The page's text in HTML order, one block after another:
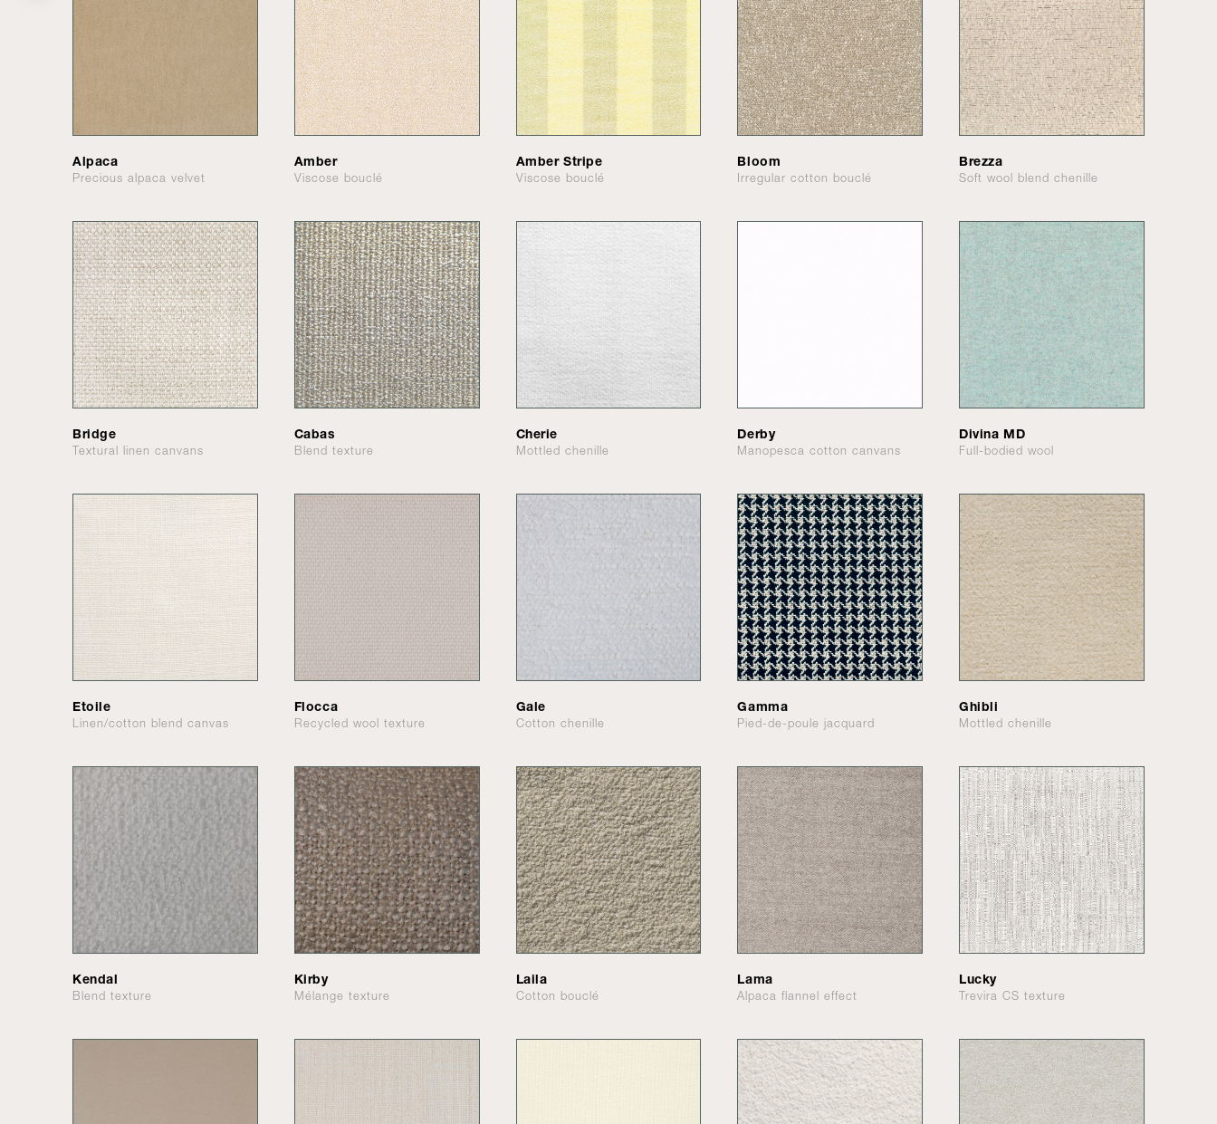
Alpaca
Precious alpaca velvet
Amber
Viscose bouclé
Amber Stripe
Viscose bouclé
Bloom
Irregular cotton bouclé
Brezza
Soft wool blend chenille
Bridge
Textural linen canvans
Cabas
Blend texture
Cherie
Mottled chenille
Derby
Manopesca cotton canvans
Divina MD
Full-bodied wool
Etoile
Linen/cotton blend canvas
Flocca
Recycled wool texture
Gale
Cotton chenille
Gamma
Pied-de-poule jacquard
Ghibli
Mottled chenille
Kendal
Blend texture
Kirby
Mélange texture
Laila
Cotton bouclé
Lama
Alpaca flannel effect
Lucky
Trevira CS texture